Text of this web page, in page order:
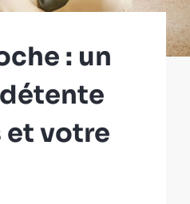
: un
et votre